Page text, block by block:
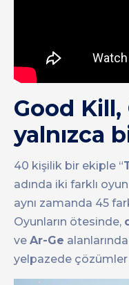
Good
yalnızca
40 kişilik bir ekiple “
adında iki farklı
aynı zamanda 45
Oyunların ötesinde,
ve Ar-Ge
yelpazede çözümler